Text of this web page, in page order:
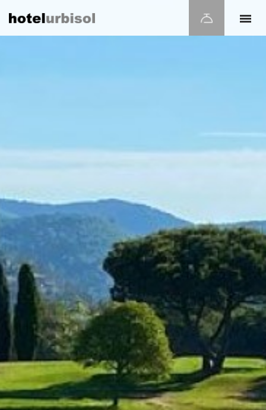
Modificar cookies
Técnicas y funcionales
Siempre activas
Este sitio web utiliza Cookies propias para recopilar
información con la finalidad de mejorar nuestros servicios.
Si continua navegando, supone la aceptación de la
instalación de las mismas. El usuario tiene la posibilidad
de configurar su navegador pudiendo, si así lo desea,
impedir que sean instaladas en su disco duro, aunque
deberá tener en cuenta que dicha acción podrá ocasionar
dificultades de navegación de la página web.
Analíticas y personalización